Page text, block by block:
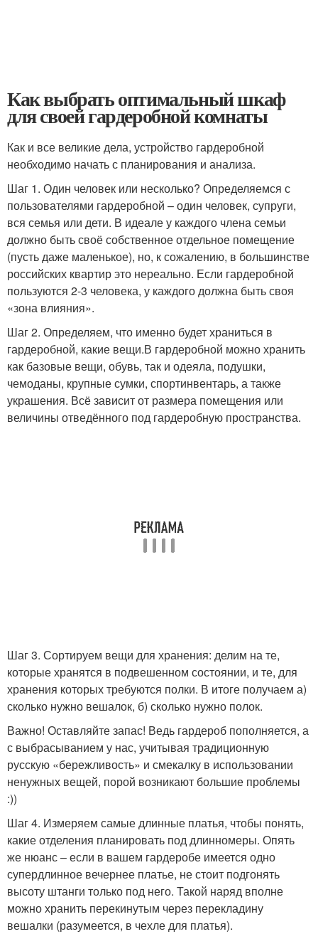
Как выбрать оптимальный шкаф
для своей гардеробной комнаты
Как и все великие дела, устройство гардеробной
необходимо начать с планирования и анализа.
Шаг 1. Один человек или несколько? Определяемся с
пользователями гардеробной – один человек, супруги,
вся семья или дети. В идеале у каждого члена семьи
должно быть своё собственное отдельное помещение
(пусть даже маленькое), но, к сожалению, в большинстве
российских квартир это нереально. Если гардеробной
пользуются 2-3 человека, у каждого должна быть своя
«зона влияния».
Шаг 2. Определяем, что именно будет храниться в
гардеробной, какие вещи.В гардеробной можно хранить
как базовые вещи, обувь, так и одеяла, подушки,
чемоданы, крупные сумки, спортинвентарь, а также
украшения. Всё зависит от размера помещения или
величины отведённого под гардеробную пространства.
Шаг 3. Сортируем вещи для хранения: делим на те,
которые хранятся в подвешенном состоянии, и те, для
хранения которых требуются полки. В итоге получаем а)
сколько нужно вешалок, б) сколько нужно полок.
Важно! Оставляйте запас! Ведь гардероб пополняется, а
с выбрасыванием у нас, учитывая традиционную
русскую «бережливость» и смекалку в использовании
ненужных вещей, порой возникают большие проблемы
:))
Шаг 4. Измеряем самые длинные платья, чтобы понять,
какие отделения планировать под длинномеры. Опять
же нюанс – если в вашем гардеробе имеется одно
супердлинное вечернее платье, не стоит подгонять
высоту штанги только под него. Такой наряд вполне
можно хранить перекинутым через перекладину
вешалки (разумеется, в чехле для платья).